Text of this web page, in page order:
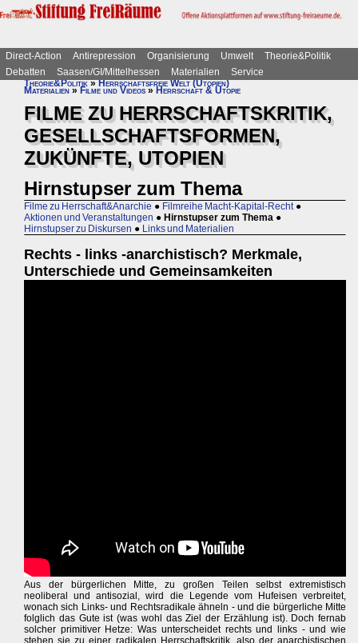
Direct-Action Antirepression Organisierung Umwelt
Theorie&Politik
Debatten
Saasen/GI/Mittelhessen Materialien
Service
Theorie&Politik»Herrschaftsfreie Welt (Utopien)
Materialien » Filme und Videos » Herrschaft & Utopie
FILME ZU HERRSCHAFTSKRITIK,
GESELLSCHAFTSFORMEN,
ZUKÜNFTE, UTOPIEN
Hirnstupser zum Thema
Filme zu Herrschaft&Anarchie ● Filmreihe Macht-Kapital-Recht ●
Aktionen und Veranstaltungen ● Hirnstupser zum Thema ●
Hirnstupser zu Diskursen ● Links und Materialien
Rechts - links -anarchistisch? Merkmale,
Unterschiede und Gemeinsamkeiten
Aus der bürgerlichen Mitte, zu großen Teilen selbst extremistisch
neoliberal und antisozial, wird die Legende vom Hufeisen verbreitet,
wonach sich Links- und Rechtsradikale ähneln - und die bürgerliche Mitte
folglich das Gute ist (was wohl das Ziel der Erzählung ist). Doch fernab
solcher primitiver Hetze: Was unterscheidet rechts und links - und wie